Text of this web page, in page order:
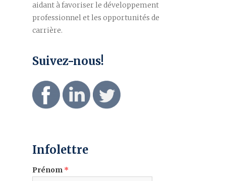
aidant à favoriser le développement
professionnel et les opportunités de
carrière.
Suivez-nous!
Infolettre
Prénom *